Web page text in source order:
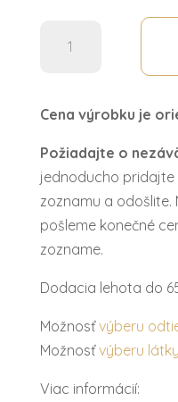
Skriňa
Cena výrobku je
Požiadajte o
jednoducho
zoznamu a odošlite.
pošleme konečné
zozname.
Dodacia lehota do
Možnosťvýberu
Možnosťvýberu látky
Viac informácií: